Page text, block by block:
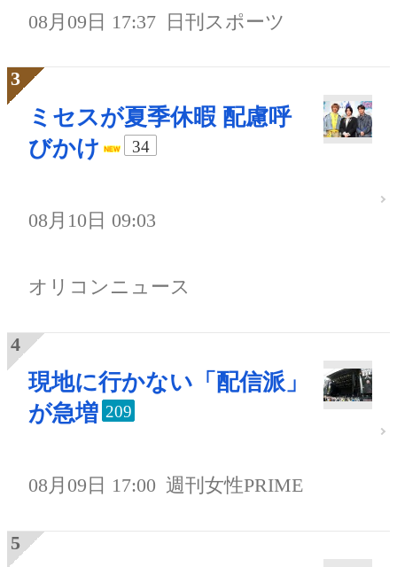
08月09日 17:37 日刊スポーツ
ミセスが夏季休暇 配慮呼
びかけ
34
08月10日 09:03
オリコンニュース
現地に行かない「配信派」
が急増 209
08月09日 17:00 週刊女性PRIME